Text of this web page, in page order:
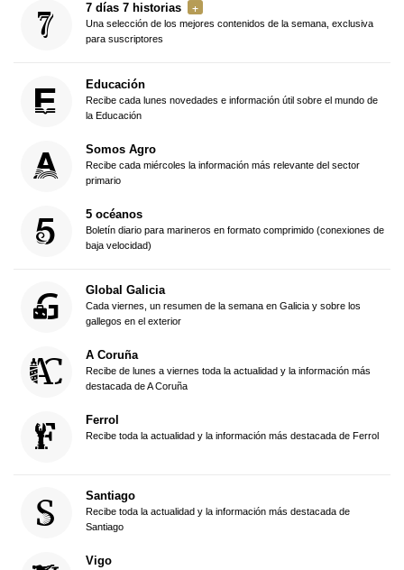
7 días 7 historias
Una selección de los mejores contenidos de la semana, exclusiva
para suscriptores
Educación
Recibe cada lunes novedades e información útil sobre el mundo de
la Educación
Somos Agro
Recibe cada miércoles la información más relevante del sector
primario
5 océanos
Boletín diario para marineros en formato comprimido (conexiones de
baja velocidad)
Global Galicia
Cada viernes, un resumen de la semana en Galicia y sobre los
gallegos en el exterior
A Coruña
Recibe de lunes a viernes toda la actualidad y la información más
destacada de A Coruña
Ferrol
Recibe toda la actualidad y la información más destacada de Ferrol
Santiago
Recibe toda la actualidad y la información más destacada de
Santiago
Vigo